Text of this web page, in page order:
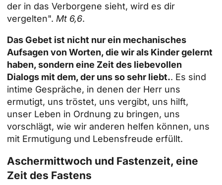
der in das Verborgene sieht, wird es dir
vergelten". Mt 6,6.
Das Gebet ist nicht nur ein mechanisches
Aufsagen von Worten, die wir als Kinder gelernt
haben, sondern eine Zeit des liebevollen
Dialogs mit dem, der uns so sehr liebt.. Es sind
intime Gespräche, in denen der Herr uns
ermutigt, uns tröstet, uns vergibt, uns hilft,
unser Leben in Ordnung zu bringen, uns
vorschlägt, wie wir anderen helfen können, uns
mit Ermutigung und Lebensfreude erfüllt.
Aschermittwoch und Fastenzeit, eine
Zeit des Fastens